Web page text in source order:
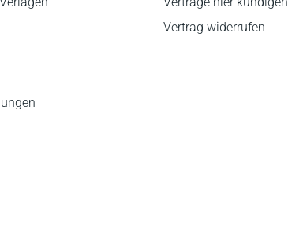
Vertrag widerrufen